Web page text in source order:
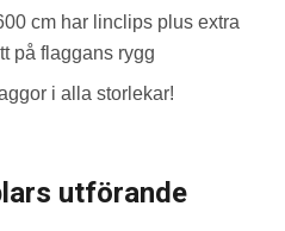
cm har linclips plus extra
på flaggans rygg
i alla storlekar!
utförande